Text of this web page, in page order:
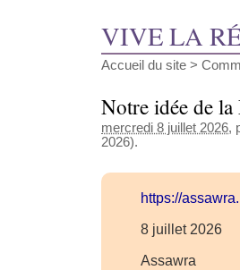
VIVE LA
Accueil du site >
Notre idée de la
mercredi 8 juillet 2026,
2026).
https://
8 juillet 2026
Assawra